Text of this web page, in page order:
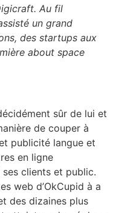
Au fil
un grand
des startups aux
about space
sûr de lui et
de couper à
publicité langue et
en ligne
clients et public.
web d’OkCupid à a
des dizaines plus